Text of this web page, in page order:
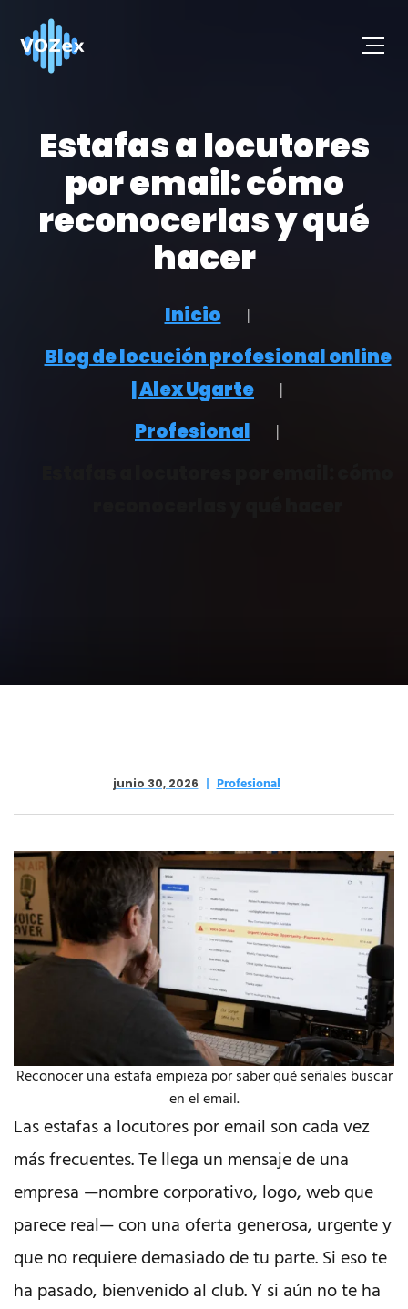
Estafas a locutores
por email: cómo
reconocerlas y qué
hacer
Inicio
Blog de locución profesional online
| Alex Ugarte
Profesional
junio 30, 2026 Profesional
Reconocer una estafa empieza por saber qué señales buscar
en el email.
Las estafas a locutores por email son cada vez
más frecuentes. Te llega un mensaje de una
empresa —nombre corporativo, logo, web que
parece real— con una oferta generosa, urgente y
que no requiere demasiado de tu parte. Si eso te
ha pasado, bienvenido al club. Y si aún no te ha